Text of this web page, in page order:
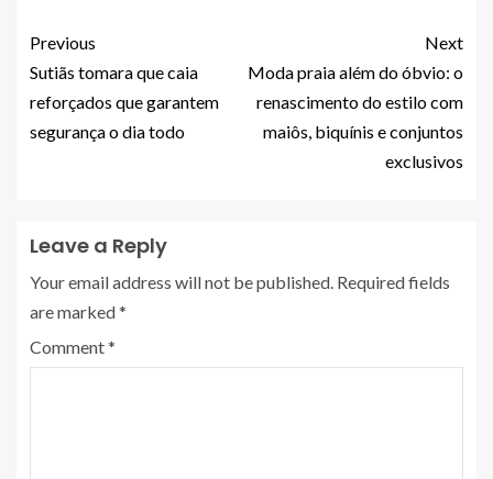
Previous
Sutiãs tomara que caia
reforçados que garantem
segurança o dia todo
Next
Moda praia além do óbvio: o
renascimento do estilo com
maiôs, biquínis e conjuntos
exclusivos
Leave a Reply
Your email address will not be published. Required fields
are marked*
Comment*